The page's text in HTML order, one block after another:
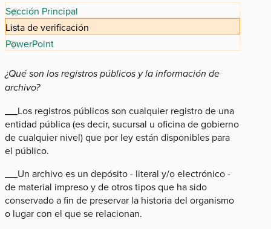
Sección Principal
Lista de verificación
PowerPoint
¿Qué son los registros públicos y la información de
archivo?
___Los registros públicos son cualquier registro de una
entidad pública (es decir, sucursal u oficina de gobierno
de cualquier nivel) que por ley están disponibles para
el público.
___Un archivo es un depósito - literal y/o electrónico -
de material impreso y de otros tipos que ha sido
conservado a fin de preservar la historia del organismo
o lugar con el que se relacionan.